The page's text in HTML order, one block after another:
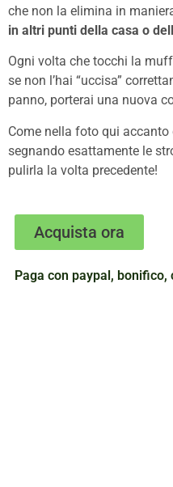
che non la elimina in
in altri punti della casa o
Ogni volta che tocchi la
se non l’hai “uccisa”
panno, porterai una nuova
Come nella foto qui
segnando esattamente le
pulirla la volta precedente!
Acquista ora
Paga con paypal,